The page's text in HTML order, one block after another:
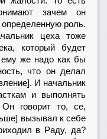
зачем он
определенную роль.
цеха тоже
который будет
ему же надо как бы
что он делал
И начальник
и выполнять
Он говорит то, се,
вызывал к себе
в Раду, да?